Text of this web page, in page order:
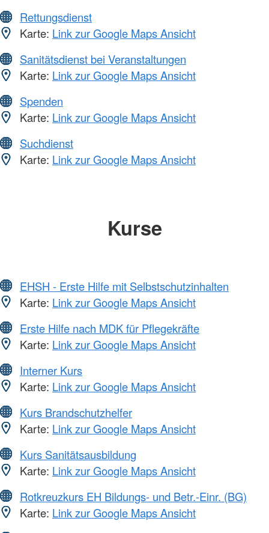
Rettungsdienst
Karte: Link zur Google Maps Ansicht
Sanitätsdienst bei Veranstaltungen
Karte: Link zur Google Maps Ansicht
Spenden
Karte: Link zur Google Maps Ansicht
Suchdienst
Karte: Link zur Google Maps Ansicht
Kurse
EHSH - Erste Hilfe mit Selbstschutzinhalten
Karte: Link zur Google Maps Ansicht
Erste Hilfe nach MDK für Pflegekräfte
Karte: Link zur Google Maps Ansicht
Interner Kurs
Karte: Link zur Google Maps Ansicht
Kurs Brandschutzhelfer
Karte: Link zur Google Maps Ansicht
Kurs Sanitätsausbildung
Karte: Link zur Google Maps Ansicht
Rotkreuzkurs EH Bildungs- und Betr.-Einr. (BG)
Karte: Link zur Google Maps Ansicht